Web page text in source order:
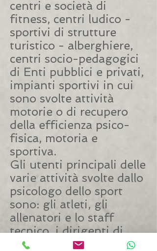
centri e società di
fitness, centri ludico -
sportivi di strutture
turistico - alberghiere,
centri socio-pedagogici
di Enti pubblici e privati,
impianti sportivi in cui
sono svolte attività
motorie o di recupero
della efficienza psico-
fisica, motoria e
sportiva.
Gli utenti principali delle
varie attività svolte dallo
psicologo dello sport
sono: gli atleti, gli
allenatori e lo staff
tecnico, i dirigenti di
società sportive, gli